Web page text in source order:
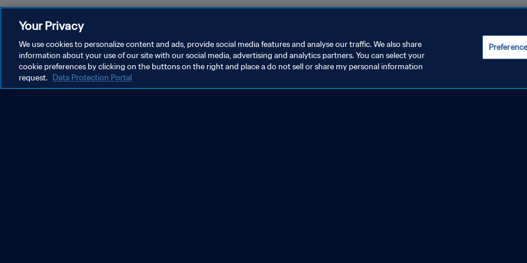
Suecia vs EEUU | Grupo F | Copa Mundial Femenina de la FIFA
EEUU vs Países Bajos |
Your Privacy
We use cookies to personalize content and ads, provide social media features and analyse our traffic. We also share
information about your use of our site with our social media, advertising and analytics partners. You can select your
cookie preferences by clicking on the buttons on the right and place a do not sell or share my personal information
request. Data Protection Portal